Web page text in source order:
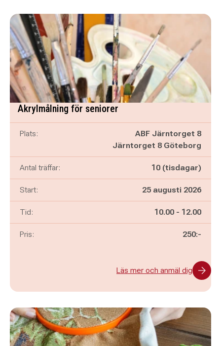
Akrylmålning för seniorer
Plats:
ABF Järntorget 8
Järntorget 8 Göteborg
Antal träffar: 10 (tisdagar)
Start: 25 augusti 2026
Tid: Pågår mellan
10.00 - och
12.00
Pris: 250:-
Läs mer och anmäl dig